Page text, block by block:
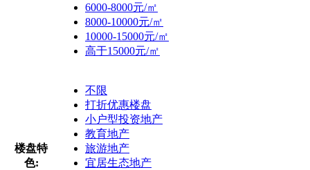
6000-8000元/㎡
8000-10000元/㎡
10000-15000元/㎡
高于15000元/㎡
楼盘特
色:
不限
打折优惠楼盘
小户型投资地产
教育地产
旅游地产
宜居生态地产